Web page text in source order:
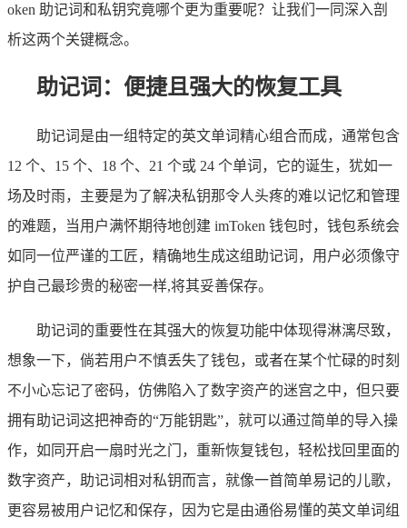
oken 助记词和私钥究竟哪个更为重要呢？让我们一同深入剖
析这两个关键概念。
助记词：便捷且强大的恢复工具
助记词是由一组特定的英文单词精心组合而成，通常包含
12 个、15 个、18 个、21 个或 24 个单词，它的诞生，犹如一
场及时雨，主要是为了解决私钥那令人头疼的难以记忆和管理
的难题，当用户满怀期待地创建 imToken 钱包时，钱包系统会
如同一位严谨的工匠，精确地生成这组助记词，用户必须像守
护自己最珍贵的秘密一样,将其妥善保存。
助记词的重要性在其强大的恢复功能中体现得淋漓尽致，
想象一下，倘若用户不慎丢失了钱包，或者在某个忙碌的时刻
不小心忘记了密码，仿佛陷入了数字资产的迷宫之中，但只要
拥有助记词这把神奇的“万能钥匙”，就可以通过简单的导入操
作，如同开启一扇时光之门，重新恢复钱包，轻松找回里面的
数字资产，助记词相对私钥而言，就像一首简单易记的儿歌，
更容易被用户记忆和保存，因为它是由通俗易懂的英文单词组